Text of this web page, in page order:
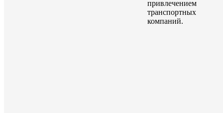
привлечением
транспортных
компаний.